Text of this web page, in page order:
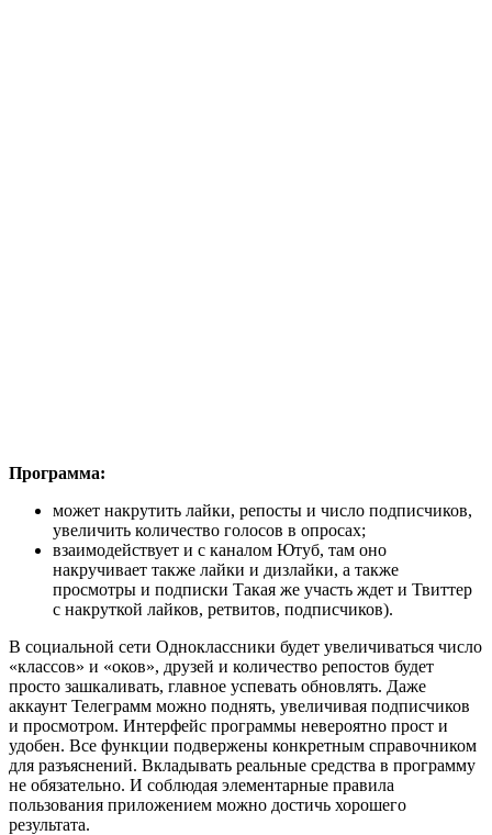
Программа:
может накрутить лайки, репосты и число подписчиков,
увеличить количество голосов в опросах;
взаимодействует и с каналом Ютуб, там оно
накручивает также лайки и дизлайки, а также
просмотры и подписки Такая же участь ждет и Твиттер
с накруткой лайков, ретвитов, подписчиков).
В социальной сети Одноклассники будет увеличиваться число
«классов» и «оков», друзей и количество репостов будет
просто зашкаливать, главное успевать обновлять. Даже
аккаунт Телеграмм можно поднять, увеличивая подписчиков
и просмотром. Интерфейс программы невероятно прост и
удобен. Все функции подвержены конкретным справочником
для разъяснений. Вкладывать реальные средства в программу
не обязательно. И соблюдая элементарные правила
пользования приложением можно достичь хорошего
результата.